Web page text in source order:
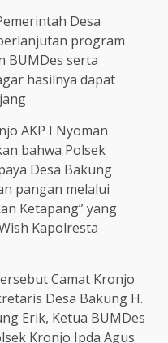
Desa
program
BUMDes serta
hasilnya dapat
AKP I Nyoman
bahwa Polsek
Desa Bakung
pangan melalui
Ketapang” yang
Kapolresta
Camat Kronjo
Desa Bakung H.
Erik, Ketua BUMDes
Kronjo Ipda Agus